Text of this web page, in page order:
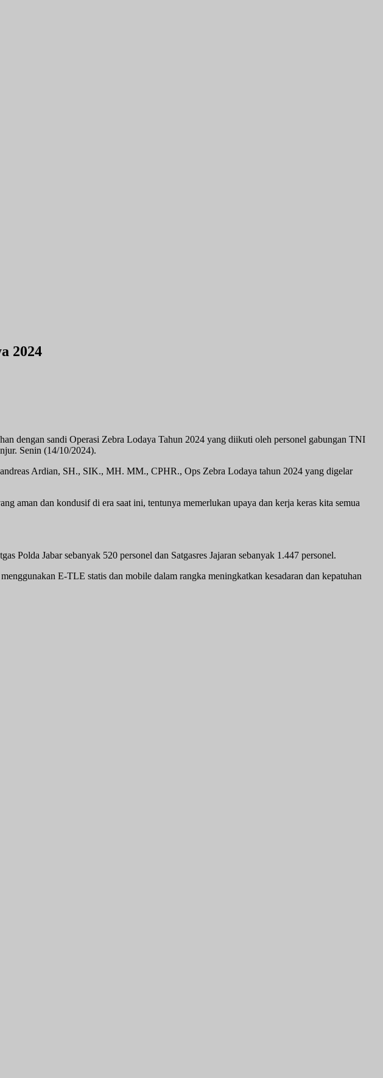
2024
dengan sandi Operasi Zebra Lodaya Tahun 2024 yang diikuti oleh personel gabungan TNI
Senin (14/10/2024).
Ardian, SH., SIK., MH. MM., CPHR., Ops Zebra Lodaya tahun 2024 yang digelar
aman dan kondusif di era saat ini, tentunya memerlukan upaya dan kerja keras kita semua
Polda Jabar sebanyak 520 personel dan Satgasres Jajaran sebanyak 1.447 personel.
E-TLE statis dan mobile dalam rangka meningkatkan kesadaran dan kepatuhan